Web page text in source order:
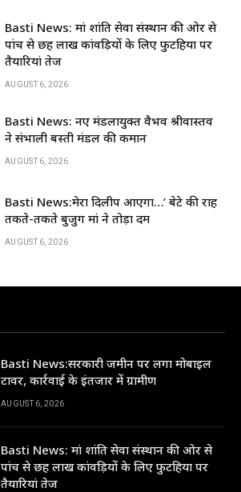
k
e
dI
n
ar
e
Basti News: मां शांति सेवा संस्थान की ओर से
पांच से छह लाख कांवड़ियों के लिए फुटहिया पर
तैयारियां तेज
AUGUST 6, 2026
Basti News: नए मंडलायुक्त वैभव श्रीवास्तव
ने संभाली बस्ती मंडल की कमान
AUGUST 6, 2026
Basti News:मेरा दिलीप आएगा…’ बेटे की राह
तकते-तकते बुजुर्ग मां ने तोड़ा दम
AUGUST 6, 2026
Basti News:सरकारी जमीन पर लगा मोबाइल
टावर, कार्रवाई के इंतजार में ग्रामीण
AUGUST 6, 2026
Basti News: मां शांति सेवा संस्थान की ओर से
पांच से छह लाख कांवड़ियों के लिए फुटहिया पर
तैयारियां तेज